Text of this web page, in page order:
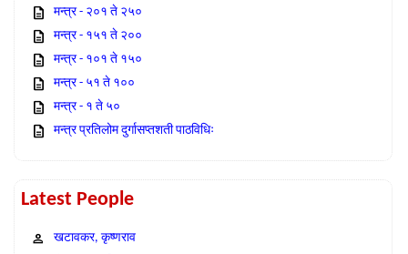
मन्त्र - २०१ ते २५०
मन्त्र - १५१ ते २००
मन्त्र - १०१ ते १५०
मन्त्र - ५१ ते १००
मन्त्र - १ ते ५०
मन्त्र प्रतिलोम दुर्गासप्तशती पाठविधिः
Latest People
खटावकर, कृष्णराव